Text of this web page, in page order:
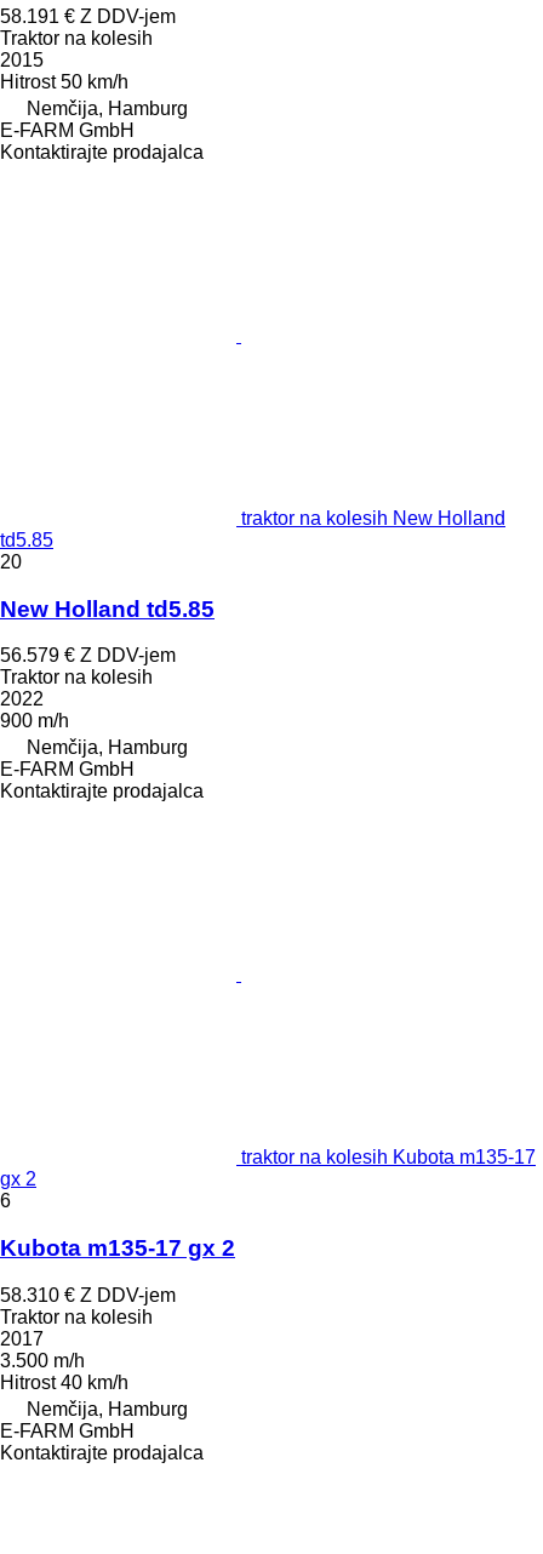
58.191 € Z DDV-jem
Traktor na kolesih
2015
Hitrost 50 km/h
Nemčija, Hamburg
E-FARM GmbH
Kontaktirajte prodajalca
traktor na kolesih New Holland
td5.85
20
New Holland td5.85
56.579 € Z DDV-jem
Traktor na kolesih
2022
900 m/h
Nemčija, Hamburg
E-FARM GmbH
Kontaktirajte prodajalca
traktor na kolesih Kubota m135-17
gx 2
6
Kubota m135-17 gx 2
58.310 € Z DDV-jem
Traktor na kolesih
2017
3.500 m/h
Hitrost 40 km/h
Nemčija, Hamburg
E-FARM GmbH
Kontaktirajte prodajalca